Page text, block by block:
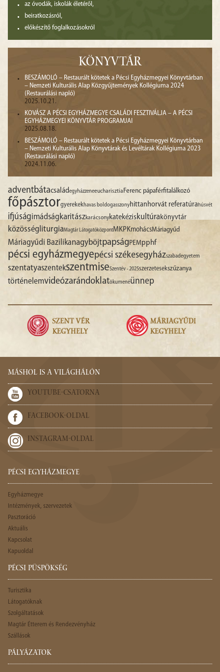
az óvodák, iskolák életéről,
beiratkozásról,
előkészítő foglalkozásokról
KÖNYVTÁR
BESZÁMOLÓ – Restaurált kötetek a Pécsi Egyházmegyei Könyvtárban
– Nemzeti Kulturális Alap Közgyűjtemények Kollégiuma 2024
(Restaurálási napló)
2025.10.21.
KOVÁSZ A PÉCSI EGYHÁZMEGYE CSALÁDI FESZTIVÁLJA – A PÉCSI
EGYHÁZMEGYEI KÖNYVTÁR PROGRAMJAI
2025.08.18.
BESZÁMOLÓ – Restaurált kötetek a Pécsi Egyházmegyei Könyvtárban
– Nemzeti Kulturális Alap Könyvtárak és Levéltárak Kollégiuma 2023
(Restaurálási napló)
2024.11.06.
adventbátacsaládegyházzeneeucharisztiaFerenc pápaférfitalálkozó
főpásztorgyerekekhavas boldogasszonyhittanhorvát referatúrahúsvét
ifjúságimádságkaritászkarácsonykatekéziskultúrakönyvtár
közösségliturgiaMagtár LátogatóközpontMKPKmohácsMáriagyűd
Máriagyűdi BazilikanagyböjtpapságPEMpphf
pécsi egyházmegyepécsi székesegyházszabadegyetem
szentatyaszentekszentmiseSzentév - 2025szerzetesekszűzanya
történelemvideózarándoklatökumenéünnep
MÁSHOL IS A VILÁGHÁLÓN
YOUTUBE-CSATORNA
FACEBOOK-OLDAL
INSTAGRAM-OLDAL
PÉCSI EGYHÁZMEGYE
Egyházmegye
Intézmények, szervezetek
Pasztoráció
Aktuális
Kapcsolat
Kapuoldal
PÉCSI PÜSPÖKSÉG
Turisztika
Látogatóknak
Szolgáltatások
Magtár Étterem és Rendezvényház
Szállások
PÁLYÁZATOK